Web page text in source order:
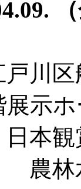
戸川
示
本
農林